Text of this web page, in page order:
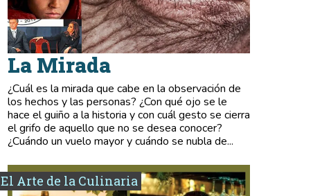
La Mirada
¿Cuál es la mirada que cabe en la observación de
los hechos y las personas? ¿Con qué ojo se le
hace el guiño a la historia y con cuál gesto se cierra
el grifo de aquello que no se desea conocer?
¿Cuándo un vuelo mayor y cuándo se nubla de...
El Arte de la Culinaria